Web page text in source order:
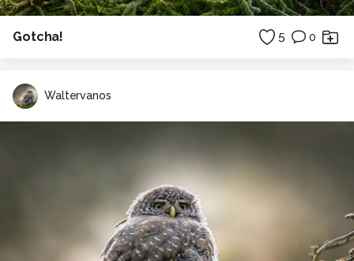
Gotcha! 5 0
Waltervanos